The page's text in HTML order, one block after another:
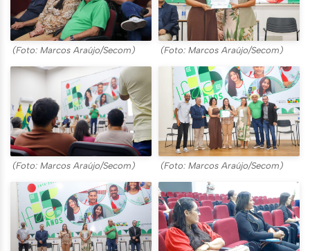
(Foto: Marcos Araújo/Secom) (Foto: Marcos Araújo/Secom)
(Foto: Marcos Araújo/Secom) (Foto: Marcos Araújo/Secom)